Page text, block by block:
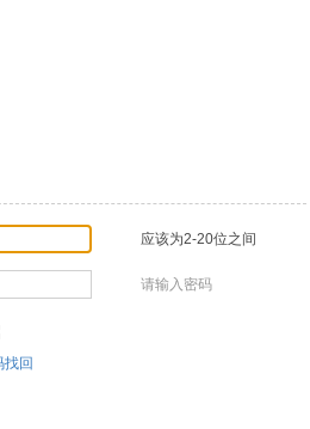
应该为2-20位之间
请输入密码
找回